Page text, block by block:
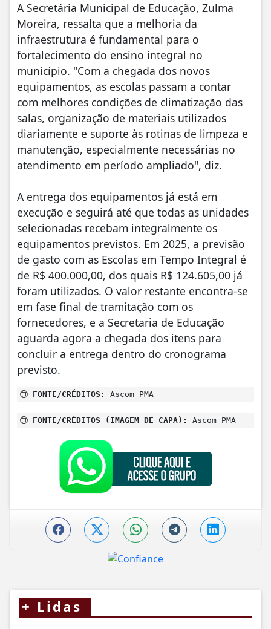
A Secretária Municipal de Educação, Zulma
Moreira, ressalta que a melhoria da
infraestrutura é fundamental para o
fortalecimento do ensino integral no
município. "Com a chegada dos novos
equipamentos, as escolas passam a contar
com melhores condições de climatização das
salas, organização de materiais utilizados
diariamente e suporte às rotinas de limpeza e
manutenção, especialmente necessárias no
atendimento em período ampliado", diz.
A entrega dos equipamentos já está em
execução e seguirá até que todas as unidades
selecionadas recebam integralmente os
equipamentos previstos. Em 2025, a previsão
de gasto com as Escolas em Tempo Integral é
de R$ 400.000,00, dos quais R$ 124.605,00 já
foram utilizados. O valor restante encontra-se
em fase final de tramitação com os
fornecedores, e a Secretaria de Educação
aguarda agora a chegada dos itens para
concluir a entrega dentro do cronograma
previsto.
FONTE/CRÉDITOS: Ascom PMA
FONTE/CRÉDITOS (IMAGEM DE CAPA): Ascom PMA
+ Lidas